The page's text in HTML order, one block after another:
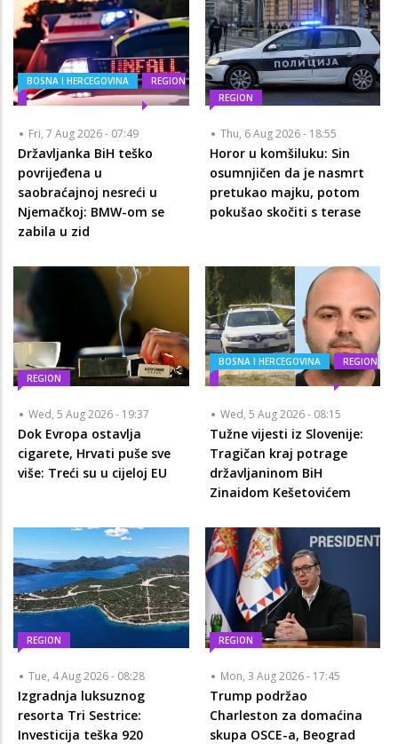
BOSNA I HERCEGOVINA REGION
Fri, 7 Aug 2026 - 07:49
Državljanka BiH teško
povrijeđena u
saobraćajnoj nesreći u
Njemačkoj: BMW-om se
zabila u zid
REGION
Thu, 6 Aug 2026 - 18:55
Horor u komšiluku: Sin
osumnjičen da je nasmrt
pretukao majku, potom
pokušao skočiti s terase
REGION
Wed, 5 Aug 2026 - 19:37
Dok Evropa ostavlja
cigarete, Hrvati puše sve
više: Treći su u cijeloj EU
BOSNA I HERCEGOVINA REGION
Wed, 5 Aug 2026 - 08:15
Tužne vijesti iz Slovenije:
Tragičan kraj potrage
državljaninom BiH
Zinaidom Kešetovićem
REGION
Tue, 4 Aug 2026 - 08:28
Izgradnja luksuznog
resorta Tri Sestrice:
Investicija teška 920
REGION
Mon, 3 Aug 2026 - 17:45
Trump podržao
Charleston za domaćina
skupa OSCE-a, Beograd